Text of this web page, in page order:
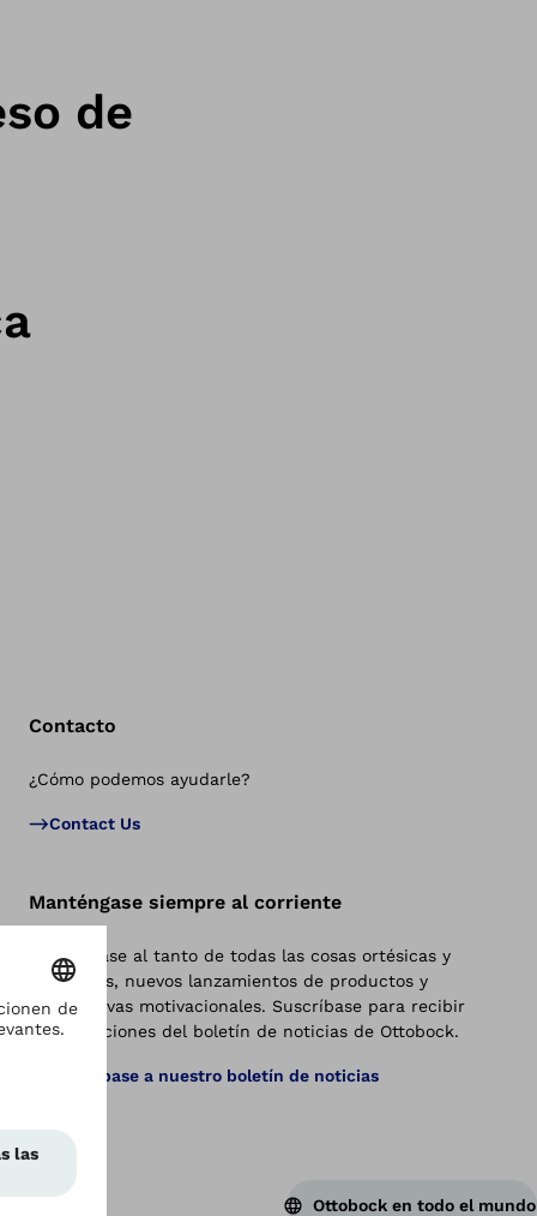
de
Contacto
¿Cómo podemos ayudarle?
Contact Us
Manténgase siempre al corriente
Manténgase al tanto de todas las cosas ortésicas y
protésicas, nuevos lanzamientos de productos y
perspectivas motivacionales. Suscríbase para recibir
actualizaciones del boletín de noticias de Ottobock.
Suscríbase a nuestro boletín de noticias
Ottobock en todo el mundo